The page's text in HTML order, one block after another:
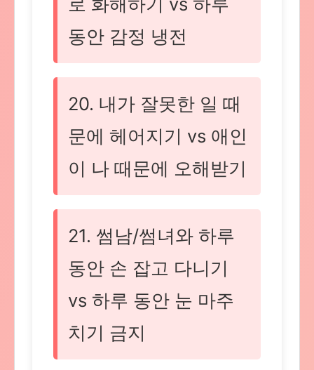
동안 감정 냉전
20. 내가 잘못한 일 때
문에 헤어지기 vs 애인
이 나 때문에 오해받기
21. 썸남/썸녀와 하루
동안 손 잡고 다니기
vs 하루 동안 눈 마주
치기 금지